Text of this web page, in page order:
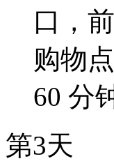
口，
购物
60 分
第3天